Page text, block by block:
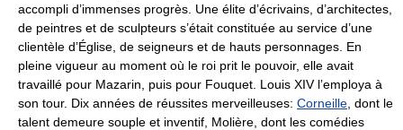
accompli d’immenses progrès. Une élite d’écrivains, d’architectes,
de peintres et de sculpteurs s’était constituée au service d’une
clientèle d’Église, de seigneurs et de hauts personnages. En
pleine vigueur au moment où le roi prit le pouvoir, elle avait
travaillé pour Mazarin, puis pour Fouquet. Louis XIV l’employa à
son tour. Dix années de réussites merveilleuses: Corneille , dont le
talent demeure souple et inventif, Molière, dont les comédies